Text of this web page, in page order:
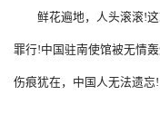
鲜花遍地，人头滚滚!
罪行!中国驻南使馆被无情
伤痕犹在，中国人无法遗忘!